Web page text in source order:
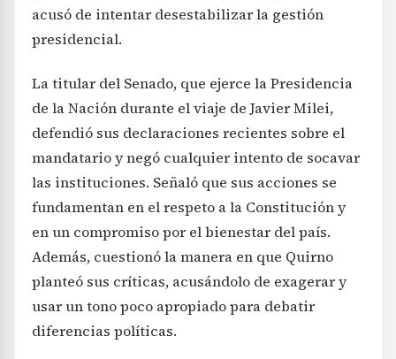
acusó de intentar desestabilizar la gestión
presidencial.
La titular del Senado, que ejerce la Presidencia
de la Nación durante el viaje de Javier Milei,
defendió sus declaraciones recientes sobre el
mandatario y negó cualquier intento de socavar
las instituciones. Señaló que sus acciones se
fundamentan en el respeto a la Constitución y
en un compromiso por el bienestar del país.
Además, cuestionó la manera en que Quirno
planteó sus críticas, acusándolo de exagerar y
usar un tono poco apropiado para debatir
diferencias políticas.